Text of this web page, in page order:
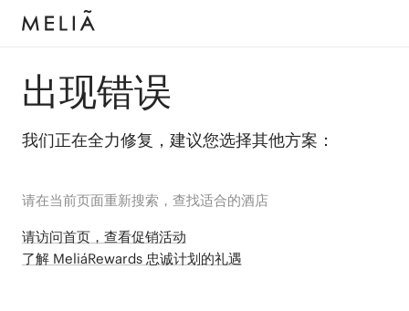
出现错误
我们正在全力修复，建议您选择其他方案：
请在当前页面重新搜索，查找适合的酒店
请访问首页，查看促销活动
了解 MeliáRewards 忠诚计划的礼遇